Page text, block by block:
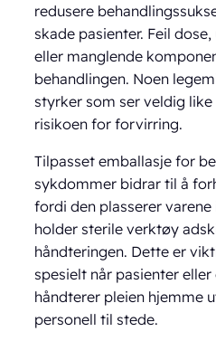
redusere
skade pasienter. Feil
eller manglende
behandlingen. Noen
styrker som ser veldig
risikoen for forvirring.
Tilpasset emballasje for
sykdommer bidrar til å
fordi den plasserer
holder sterile verktøy
håndteringen. Dette er
spesielt når pasienter
håndterer pleien hjemme
personell til stede.